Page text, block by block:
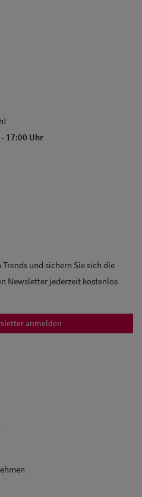
- 17:00 Uhr
und sichern Sie sich die
Newsletter jederzeit kostenlos
anmelden